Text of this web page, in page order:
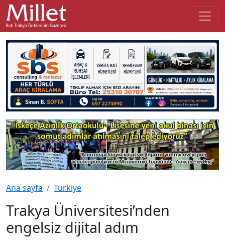
Ana sayfa Türkiye
Trakya Üniversitesi’nden
engelsiz dijital adım